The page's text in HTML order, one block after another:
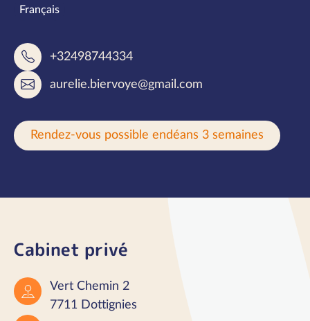
Langues parlées
Français
+32498744334
aurelie.biervoye@gmail.com
Rendez-vous possible endéans 3 semaines
Cabinet privé
Vert Chemin 2
7711 Dottignies